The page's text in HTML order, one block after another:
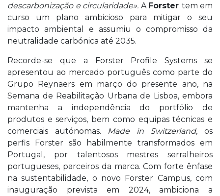
descarbonização e circularidade». A Forster tem em
curso um plano ambicioso para mitigar o seu
impacto ambiental e assumiu o compromisso da
neutralidade carbónica até 2035.
Recorde-se que a Forster Profile Systems se
apresentou ao mercado português como parte do
Grupo Reynaers em março do presente ano, na
Semana de Reabilitação Urbana de Lisboa, embora
mantenha a independência do portfólio de
produtos e serviços, bem como equipas técnicas e
comerciais autónomas. Made in Switzerland, os
perfis Forster são habilmente transformados em
Portugal, por talentosos mestres serralheiros
portugueses, parceiros da marca. Com forte ênfase
na sustentabilidade, o novo Forster Campus, com
inauguração prevista em 2024, ambiciona a